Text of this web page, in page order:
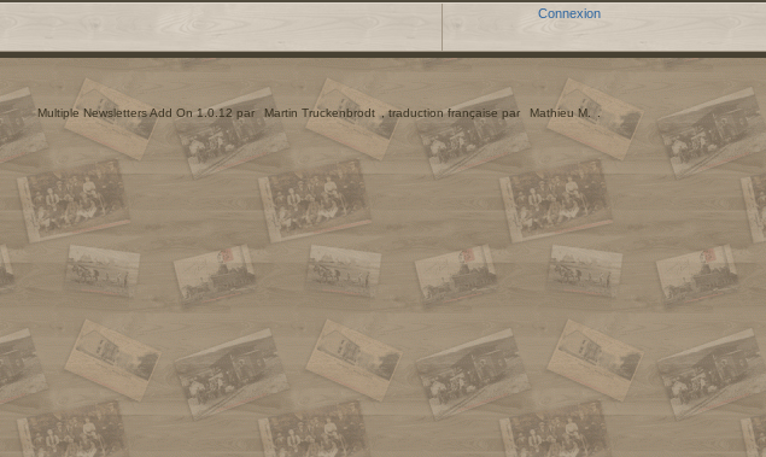
Connexion
Multiple Newsletters Add On 1.0.12 par Martin Truckenbrodt , traduction française par Mathieu M. .